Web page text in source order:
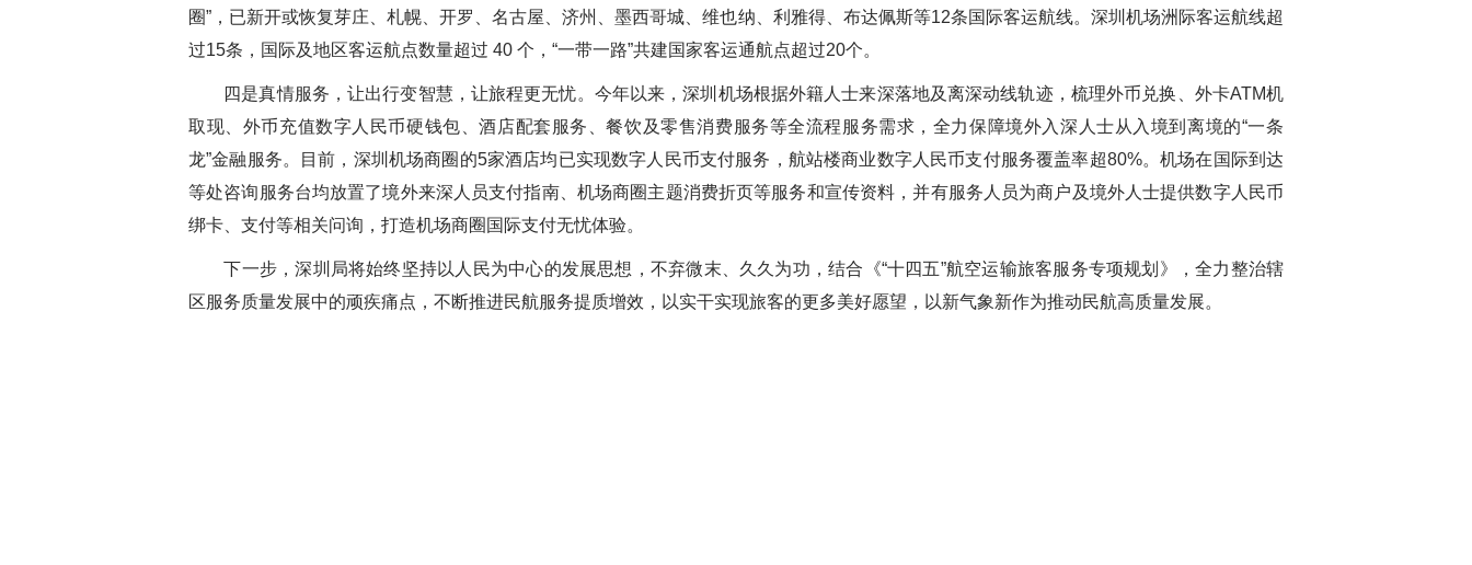
圈”，已新开或恢复芽庄、札幌、开罗、名古屋、济州、墨西哥城、维也纳、利雅得、布达佩斯等12条国际客运航线。深圳机场洲际客运航线超
过15条，国际及地区客运航点数量超过 40 个，“一带一路”共建国家客运通航点超过20个。
四是真情服务，让出行变智慧，让旅程更无忧。 今年以来，深圳机场根据外籍人士来深落地及离深动线轨迹，梳理外币兑换、外卡ATM机
取现、外币充值数字人民币硬钱包、酒店配套服务、餐饮及零售消费服务等全流程服务需求，全力保障境外入深人士从入境到离境的“一条
龙”金融服务。目前，深圳机场商圈的5家酒店均已实现数字人民币支付服务，航站楼商业数字人民币支付服务覆盖率超80%。机场在国际到达
等处咨询服务台均放置了境外来深人员支付指南、机场商圈主题消费折页等服务和宣传资料，并有服务人员为商户及境外人士提供数字人民币
绑卡、支付等相关问询，打造机场商圈国际支付无忧体验。
下一步，深圳局将始终坚持以人民为中心的发展思想，不弃微末、久久为功，结合《“十四五”航空运输旅客服务专项规划》，全力整治辖
区服务质量发展中的顽疾痛点，不断推进民航服务提质增效，以实干实现旅客的更多美好愿望，以新气象新作为推动民航高质量发展。